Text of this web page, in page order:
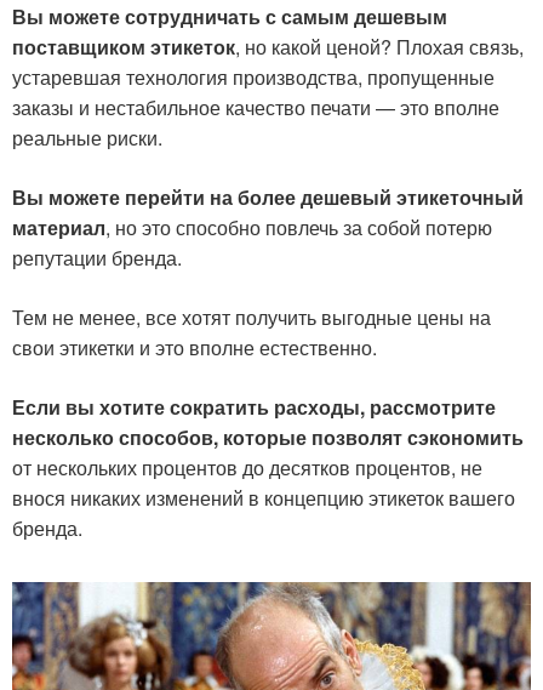
Вы можете сотрудничать с самым дешевым
поставщиком этикеток, но какой ценой? Плохая связь,
устаревшая технология производства, пропущенные
заказы и нестабильное качество печати — это вполне
реальные риски.
Вы можете перейти на более дешевый этикеточный
материал, но это способно повлечь за собой потерю
репутации бренда.
Тем не менее, все хотят получить выгодные цены на
свои этикетки и это вполне естественно.
Если вы хотите сократить расходы, рассмотрите
несколько способов, которые позволят сэкономить
от нескольких процентов до десятков процентов, не
внося никаких изменений в концепцию этикеток вашего
бренда.